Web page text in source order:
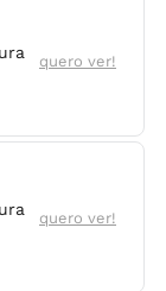
quero ver!
quero ver!